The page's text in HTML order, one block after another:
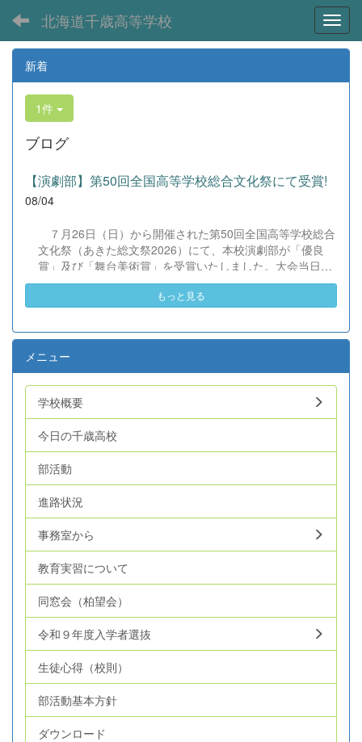
北海道千歳高等学校
新着
1件
ブログ
【演劇部】第50回全国高等学校総合文化祭にて受賞!
08/04
７月26日（日）から開催された第50回全国高等学校総合
文化祭（あきた総文祭2026）にて、本校演劇部が「優良
賞」及び「舞台美術賞」を受賞いたしました。大会当日
は、本校の部員たちもこれまで積み重ねてきた練習の成果
を存分に発揮し、堂々と舞台に立ちました。緊張感のある
た演技と表現を披露することができました。 また、今回
だきました企業の皆様、ならびに心温まるご寄付や温かい
し上げます。皆様からの温かいご支援が部員たちの大きな
励みとなり、全国の舞台で最高のパフォーマンスと演技を
届けることができました。今回の経験を糧に、さらに表現
力に磨きをかけ、今後も活動してまいります。引き続き、
本校演劇部への変わらぬご声援をよろしくお願いいたしま
す。 &nbsp;
もっと見る
メニュー
学校概要
今日の千歳高校
部活動
進路状況
事務室から
教育実習について
同窓会（柏望会）
令和９年度入学者選抜
生徒心得（校則）
部活動基本方針
ダウンロード